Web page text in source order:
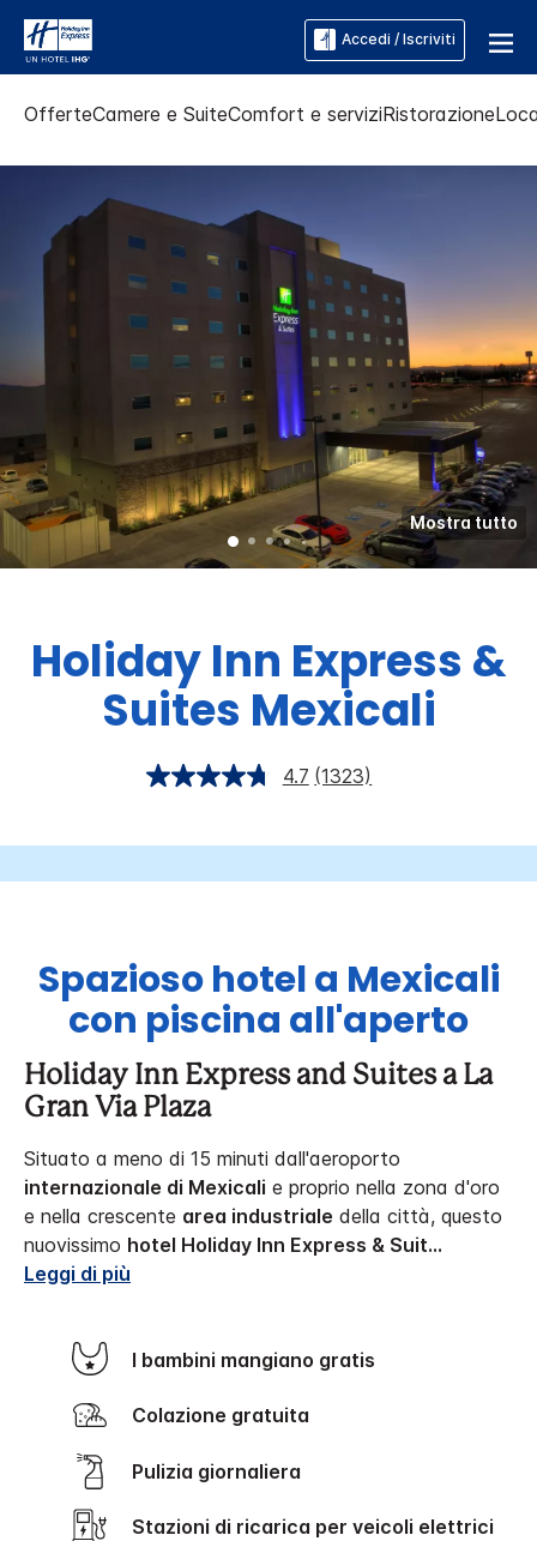
Accedi / Iscriviti
OfferteCamere e SuiteComfort e serviziRistorazione
Mostra tutto
Holiday Inn Express &
Suites Mexicali
4.7 (1323)
Spazioso hotel a Mexicali
con piscina all'aperto
Holiday Inn Express and Suites a La
Gran Via Plaza
Situato a meno di 15 minuti dall'aeroporto
internazionale di Mexicali e proprio nella zona d'oro
e nella crescente area industriale della città, questo
nuovissimo hotel Holiday Inn Express & Suit...
Leggi di più
I bambini mangiano gratis
Colazione gratuita
Pulizia giornaliera
Stazioni di ricarica per veicoli elettrici